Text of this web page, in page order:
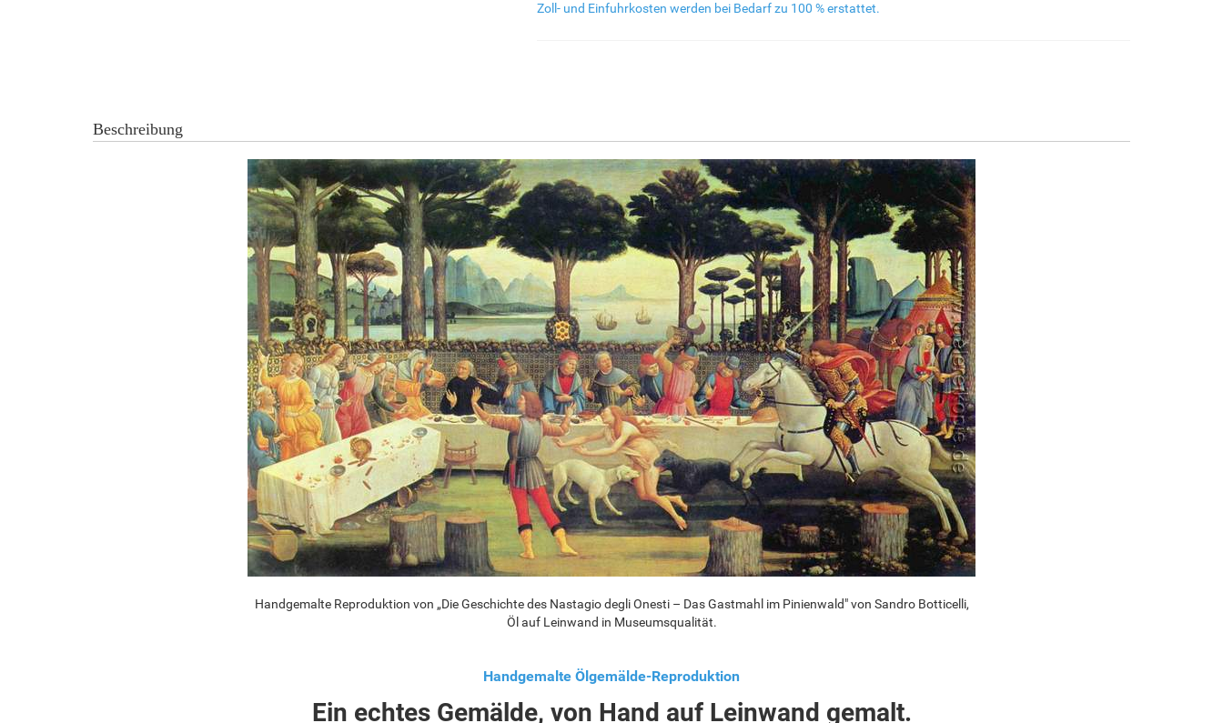
F4613-236
Zoll- und Einfuhrkosten werden bei Bedarf zu 100 % erstattet.
Beschreibung
Handgemalte Reproduktion von „Die Geschichte des Nastagio degli Onesti – Das Gastmahl im Pinienwald" von Sandro Botticelli,
Öl auf Leinwand in Museumsqualität.
Handgemalte Ölgemälde-Reproduktion
Ein echtes Gemälde, von Hand auf Leinwand gemalt.